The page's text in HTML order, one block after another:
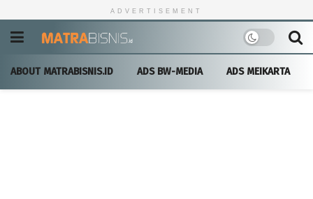
ADVERTISEMENT
ABOUT MATRABISNIS.ID ADS BW-MEDIA ADS MEIKARTA